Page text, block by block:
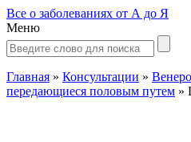
Все о заболеваниях от А до Я
Меню
Главная » Консультации »
передающиеся половым путем »